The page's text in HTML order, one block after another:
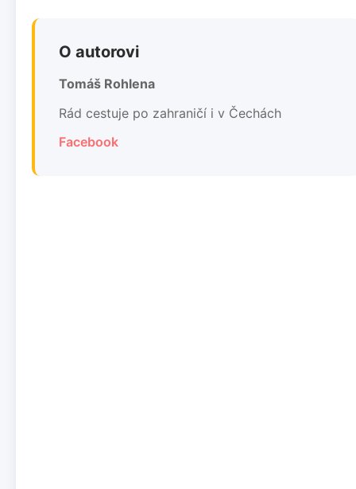
O autorovi
Tomáš Rohlena
Rád cestuje po zahraničí i v Čechách
Facebook